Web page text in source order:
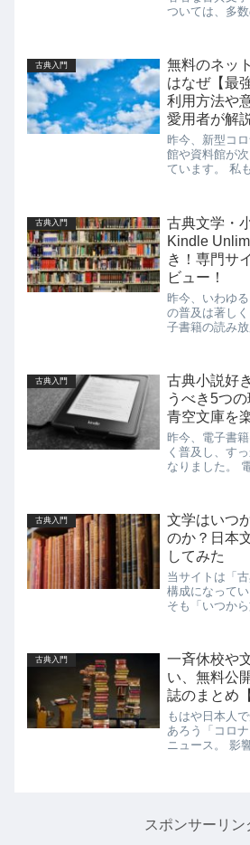
ついては、多
外文学の場合
要になってく
出...
古典入門
無料のネッ
はなぜ【最
利用方法や
愛用者が解
昨今、新型コ
館や資料館が
ています。 私
流行しようと
いう気持ちが
古典入門
古典文学・
Kindle
き！専門サ
ビュー！
昨今、いわゆ
の普及は著し
子書籍の読み
げるなら
ス「Kindle
古典入門
古典小説好
うべき5つ
青空文庫を
昨今、電子書
く普及し、す
なりました。
誌を読むのに
一方、まだ文...
古典入門
文学はいつ
のか？日本
してみた
当サイトは「
構成になって
そも「いつか
ふれた言葉と
う表現ですが
いく...
古典入門
一斉休校や
い、無料公
誌のまとめ
もはや日本人
あろう「コロ
ニュース。 影
スポンサーリン